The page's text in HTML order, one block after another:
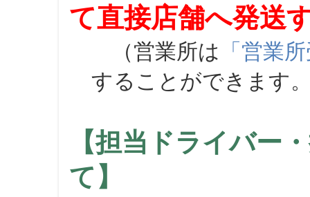
て直接店舗へ発送
（営業所は 「営業
することができます
【担当ドライバー
て】